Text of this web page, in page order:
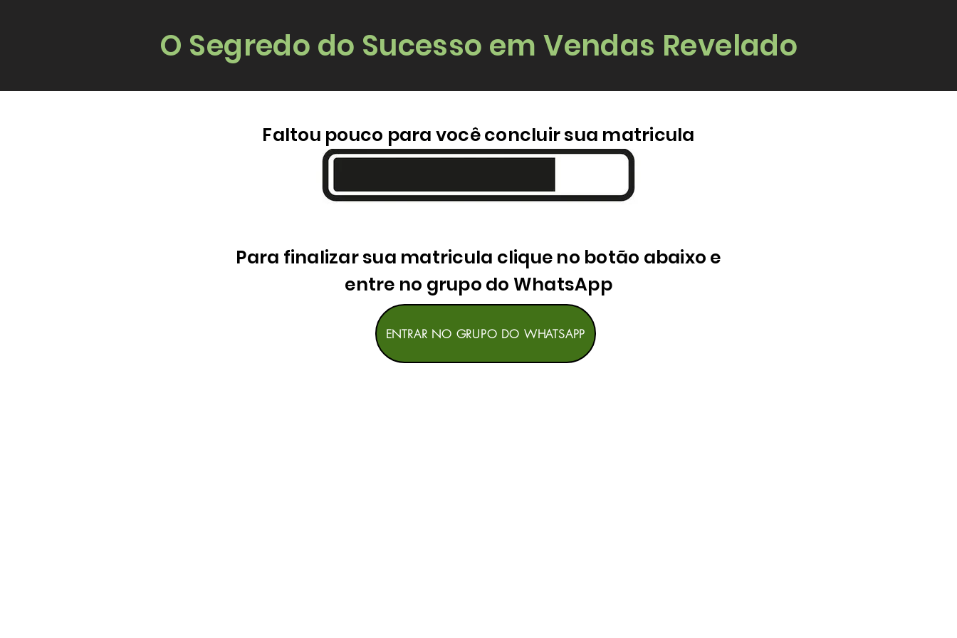
O Segredo do Sucesso em Vendas Revelado
Faltou pouco para você concluir sua matricula
Para finalizar sua matricula clique no botão abaixo e
entre no grupo do WhatsApp
ENTRAR NO GRUPO DO WHATSAPP